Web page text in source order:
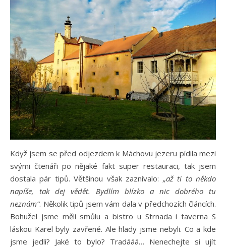
Když jsem se před odjezdem k Máchovu jezeru pídila mezi
svými čtenáři po nějaké fakt super restauraci, tak jsem
dostala pár tipů. Většinou však zaznívalo: „až ti to někdo
napíše, tak dej vědět. Bydlím blízko a nic dobrého tu
neznám“. Několik tipů jsem vám dala v předchozích článcích.
Bohužel jsme měli smůlu a bistro u Strnada i taverna S
láskou Karel byly zavřené. Ale hlady jsme nebyli. Co a kde
jsme jedli? Jaké to bylo? Tradááá… Nenechejte si ujít